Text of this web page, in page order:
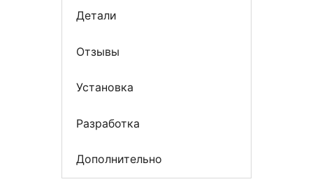
Детали
Отзывы
Установка
Разработка
Дополнительно